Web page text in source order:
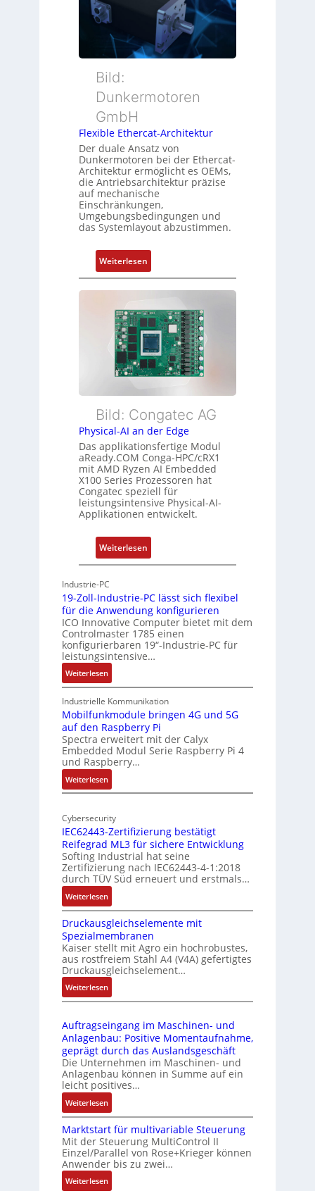
c
h
g
e
u
u
n
d
Z
u
s
t
d
b
e
r
w
a
u
n
g
t
e
y
s
o
r
g
t
f
ü
r
m
e
h
r
L
e
i
s
t
n
g
Bild:
Dunkermotoren
GmbH
Flexible Ethercat-Architektur
Der duale Ansatz von
Dunkermotoren bei der Ethercat-
Architektur ermöglicht es OEMs,
die Antriebsarchitektur präzise
auf mechanische
Einschränkungen,
Umgebungsbedingungen und
das Systemlayout abzustimmen.
Weiterlesen:
F
l
x
i
b
l
e
E
h
e
r
c
a
t
-
r
c
t
e
k
t
u
Bild: Congatec AG
Physical-AI an der Edge
Das applikationsfertige Modul
aReady.COM Conga-HPC/cRX1
mit AMD Ryzen AI Embedded
X100 Series Prozessoren hat
Congatec speziell für
leistungsintensive Physical-AI-
Applikationen entwickelt.
Weiterlesen:
P
s
i
c
a
I
a
n
d
g
e
Industrie-PC
19-Zoll-Industrie-PC lässt sich flexibel
für die Anwendung konfigurieren
ICO Innovative Computer bietet mit dem
Controlmaster 1785 einen
konfigurierbaren 19“-Industrie-PC für
leistungsintensive…
Weiterlesen:
1
9
-
Z
o
l
l
-
I
d
u
t
r
i
e
-
P
C
l
ä
s
s
s
i
c
h
f
l
e
x
i
b
e
l
f
Industrielle Kommunikation
Mobilfunkmodule bringen 4G und 5G
auf den Raspberry Pi
Spectra erweitert mit der Calyx
Embedded Modul Serie Raspberry Pi 4
und Raspberry…
Weiterlesen:
M
b
i
f
u
n
k
m
o
d
u
l
e
b
r
i
n
e
n
4
G
u
n
d
5
G
a
Cybersecurity
IEC62443-Zertifizierung bestätigt
Reifegrad ML3 für sichere Entwicklung
Softing Industrial hat seine
Zertifizierung nach IEC62443-4-1:2018
durch TÜV Süd erneuert und erstmals…
Weiterlesen:
I
E
C
6
2
4
4
3
Z
e
r
t
i
i
e
r
Druckausgleichselemente mit
Spezialmembranen
Kaiser stellt mit Agro ein hochrobustes,
aus rostfreiem Stahl A4 (V4A) gefertigtes
Druckausgleichselement…
Weiterlesen:
D
u
c
k
a
u
s
g
l
e
i
c
h
s
Auftragseingang im Maschinen- und
Anlagenbau: Positive Momentaufnahme,
geprägt durch das Auslandsgeschäft
Die Unternehmen im Maschinen- und
Anlagenbau können in Summe auf ein
leicht positives…
Weiterlesen:
A
u
f
t
r
a
Marktstart für multivariable Steuerung
Mit der Steuerung MultiControl II
Einzel/Parallel von Rose+Krieger können
Anwender bis zu zwei…
Weiterlesen: